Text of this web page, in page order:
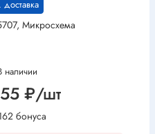
доставка
Микросхема
наличии
₽/шт
бонуса